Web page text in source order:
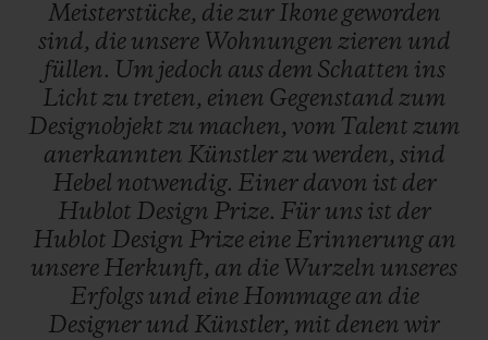
Meisterstücke, diezur Ikone geworden
sind, die unsere Wohnungen zieren und
füllen. Um jedoch aus dem Schatten ins
Licht zu treten, einen Gegenstand zum
Designobjekt zu machen, vom Talent zum
anerkannten Künstlerzu werden, sind
Hebel notwendig. Einer davon ist der
Hublot Design Prize. Für uns ist der
Hublot Design Prize eine Erinnerung an
unsere Herkunft, an die Wurzeln unseres
Erfolgs und eine Hommage an die
Designer und Künstler, mit denen wir